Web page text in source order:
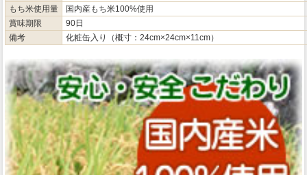
もち米使用量
国内産もち米100%使用
賞味期限
90日
備考
化粧缶入り（概寸：24cm×24cm×11cm）